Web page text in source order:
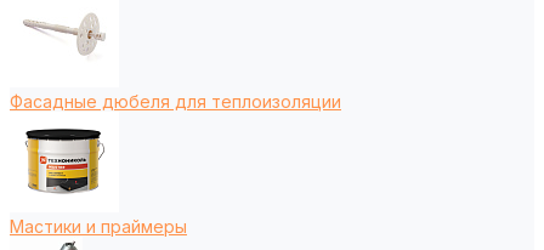
Фасадные дюбеля для теплоизоляции
Мастики и праймеры